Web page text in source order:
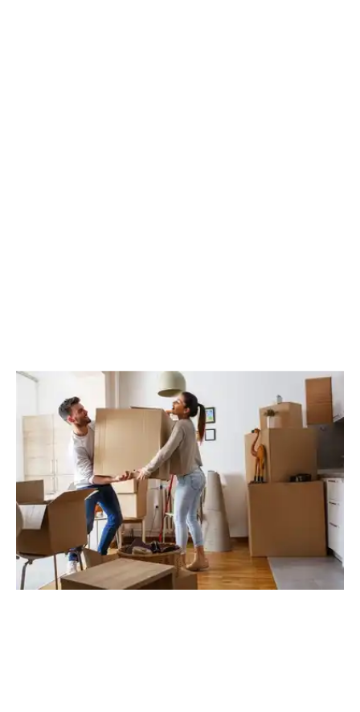
Déménagement Aide déménageur
Propose service de
demenagement
Service Aide demenageur